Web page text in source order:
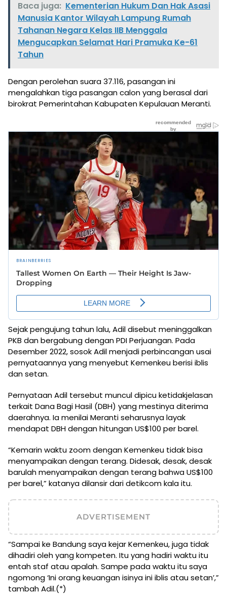
Baca juga: Kementerian Hukum Dan Hak Asasi
Manusia Kantor Wilayah Lampung Rumah
Tahanan Negara Kelas IIB Menggala
Mengucapkan Selamat Hari Pramuka Ke-61
Tahun
Dengan perolehan suara 37.116, pasangan ini
mengalahkan tiga pasangan calon yang berasal dari
birokrat Pemerintahan Kabupaten Kepulauan Meranti.
Sejak pengujung tahun lalu, Adil disebut meninggalkan
PKB dan bergabung dengan PDI Perjuangan. Pada
Desember 2022, sosok Adil menjadi perbincangan usai
pernyataannya yang menyebut Kemenkeu berisi iblis
dan setan.
Pernyataan Adil tersebut muncul dipicu ketidakjelasan
terkait Dana Bagi Hasil (DBH) yang mestinya diterima
daerahnya. Ia menilai Meranti seharusnya layak
mendapat DBH dengan hitungan US$100 per barel.
“Kemarin waktu zoom dengan Kemenkeu tidak bisa
menyampaikan dengan terang. Didesak, desak, desak
barulah menyampaikan dengan terang bahwa US$100
per barel,” katanya dilansir dari detikcom kala itu.
ADVERTISEMENT
“Sampai ke Bandung saya kejar Kemenkeu, juga tidak
dihadiri oleh yang kompeten. Itu yang hadiri waktu itu
entah staf atau apalah. Sampe pada waktu itu saya
ngomong ‘Ini orang keuangan isinya ini iblis atau setan’,”
tambah Adil.(*)